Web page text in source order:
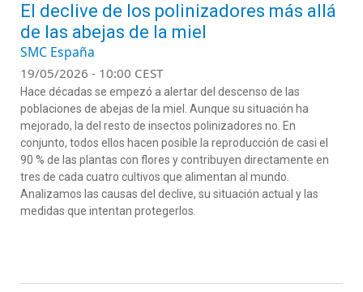
El declive de los polinizadores más allá
de las abejas de la miel
SMC España
19/05/2026 - 10:00 CEST
Hace décadas se empezó a alertar del descenso de las
poblaciones de abejas de la miel. Aunque su situación ha
mejorado, la del resto de insectos polinizadores no. En
conjunto, todos ellos hacen posible la reproducción de casi el
90 % de las plantas con flores y contribuyen directamente en
tres de cada cuatro cultivos que alimentan al mundo.
Analizamos las causas del declive, su situación actual y las
medidas que intentan protegerlos.